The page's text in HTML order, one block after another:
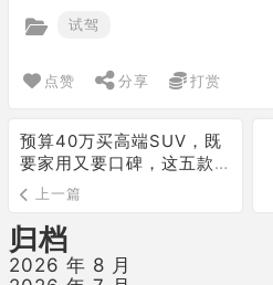
试驾
点赞 分享 打赏
预算40万买高端SUV，既
要家用又要口碑，这五款
值得关注
上一篇
归档
2026 年 8 月